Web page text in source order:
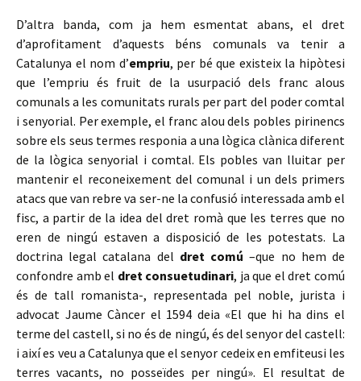
D’altra banda, com ja hem esmentat abans, el dret
d’aprofitament d’aquests béns comunals va tenir a
Catalunya el nom d’empriu, per bé que existeix la hipòtesi
que l’empriu és fruit de la usurpació dels franc alous
comunals a les comunitats rurals per part del poder comtal
i senyorial. Per exemple, el franc alou dels pobles pirinencs
sobre els seus termes responia a una lògica clànica diferent
de la lògica senyorial i comtal. Els pobles van lluitar per
mantenir el reconeixement del comunal i un dels primers
atacs que van rebre va ser-ne la confusió interessada amb el
fisc, a partir de la idea del dret romà que les terres que no
eren de ningú estaven a disposició de les potestats. La
doctrina legal catalana del dret comú –que no hem de
confondre amb el dret consuetudinari, ja que el dret comú
és de tall romanista-, representada pel noble, jurista i
advocat Jaume Càncer el 1594 deia «El que hi ha dins el
terme del castell, si no és de ningú, és del senyor del castell:
i així es veu a Catalunya que el senyor cedeix en emfiteusi les
terres vacants, no posseïdes per ningú». El resultat de